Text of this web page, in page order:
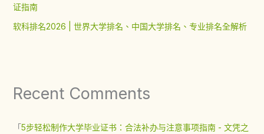
证指南
软科排名2026 | 世界大学排名、中国大学排名、专业排名全解析
Recent Comments
「5步轻松制作大学毕业证书：合法补办与注意事项指南 - 文凭之